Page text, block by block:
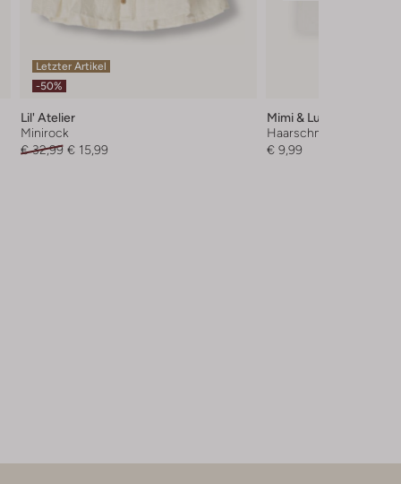
Letzter Artikel
-50%
Lil' Atelier
Minirock
€ 32,99 € 15,99
Mimi & Lula
Haarschmuck
€ 9,99